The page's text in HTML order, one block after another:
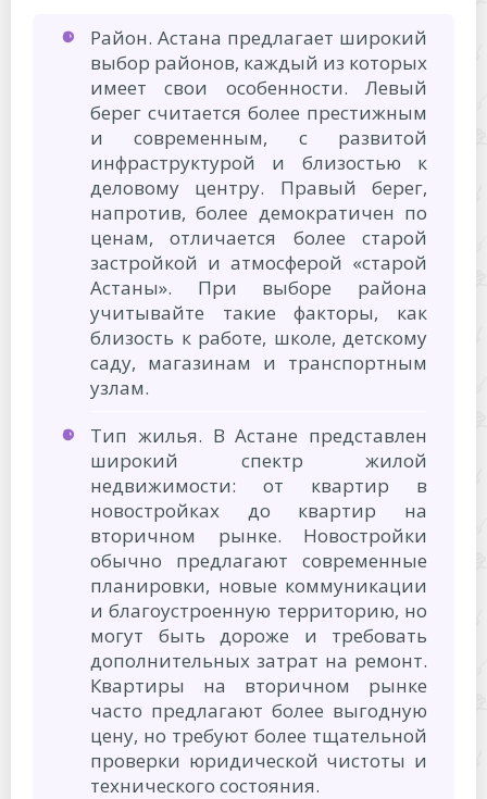
Район. Астана предлагает широкий
выбор районов, каждый из которых
имеет свои особенности. Левый
берег считается более престижным
и современным, с развитой
инфраструктурой и близостью к
деловому центру. Правый берег,
напротив, более демократичен по
ценам, отличается более старой
застройкой и атмосферой «старой
Астаны». При выборе района
учитывайте такие факторы, как
близость к работе, школе, детскому
саду, магазинам и транспортным
узлам.
Тип жилья. В Астане представлен
широкий спектр жилой
недвижимости: от квартир в
новостройках до квартир на
вторичном рынке. Новостройки
обычно предлагают современные
планировки, новые коммуникации
и благоустроенную территорию, но
могут быть дороже и требовать
дополнительных затрат на ремонт.
Квартиры на вторичном рынке
часто предлагают более выгодную
цену, но требуют более тщательной
проверки юридической чистоты и
технического состояния.